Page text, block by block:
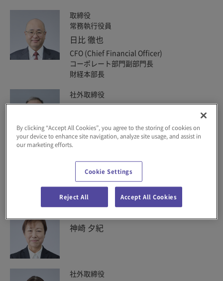
取締役
常務執行役員
日比 徹也
CFO (Chief Financial Officer)
コーポレート部門副部門長
財経本部長
社外取締役
ギディオン・フランクリン
吉田 晴行
神崎 夕紀
社外取締役
By clicking “Accept All Cookies”, you agree to the storing of cookies on
your device to enhance site navigation, analyze site usage, and assist in
our marketing efforts.
Cookie Settings
Reject All Accept All Cookies